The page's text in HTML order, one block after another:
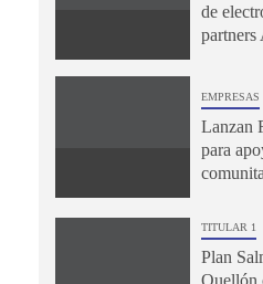
de
EMPRESAS
Lanzan
para
TITULAR 1
Plan
Quellón